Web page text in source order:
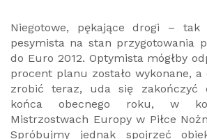
Niegotowe, pękające drogi – tak
pesymista na stan przygotowania
do Euro 2012. Optymista mógłby
procent planu zostało wykonane,
zrobić teraz, uda się zakończyć
końca obecnego roku, w
Mistrzostwach Europy w Piłce
Spróbujmy jednak spojrzeć